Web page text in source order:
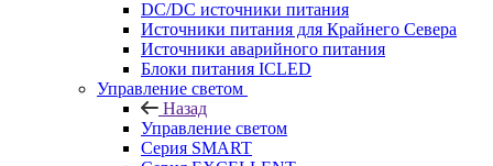
DC/DC источники питания
Источники питания для Крайнего Севера
Источники аварийного питания
Блоки питания ICLED
Управление светом
Назад
Управление светом
Серия SMART